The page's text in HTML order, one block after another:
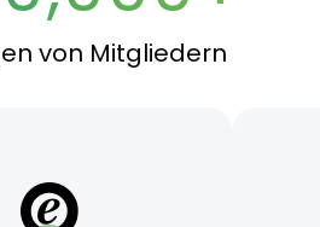
von Mitgliedern